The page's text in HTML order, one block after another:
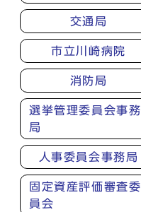
交通局
市立川崎病院
消防局
選挙管理委員会事務
局
人事委員会事務局
固定資産評価審査委
員会